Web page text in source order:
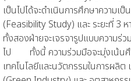
เป็นไปได้จะดำเนินการศึกษาความเ
(Feasibility Study) และ ระยะที่ 3
ทั้งสองฝ่ายจะเจรจารูปแบบความร่
ไป ทั้งนี้ ความร่วมมือจะมุ่งเน้นศึ
เทคโนโลยีและนวัตกรรมในการผลิ